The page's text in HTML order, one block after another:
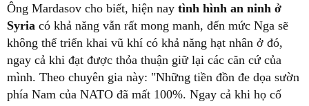
Ông Mardasov cho biết, hiện nay tình hình an ninh ở
Syria có khả năng vẫn rất mong manh, đến mức Nga sẽ
không thể triển khai vũ khí có khả năng hạt nhân ở đó,
ngay cả khi đạt được thỏa thuận giữ lại các căn cứ của
mình. Theo chuyên gia này: "Những tiền đồn đe dọa sườn
phía Nam của NATO đã mất 100%. Ngay cả khi họ cố